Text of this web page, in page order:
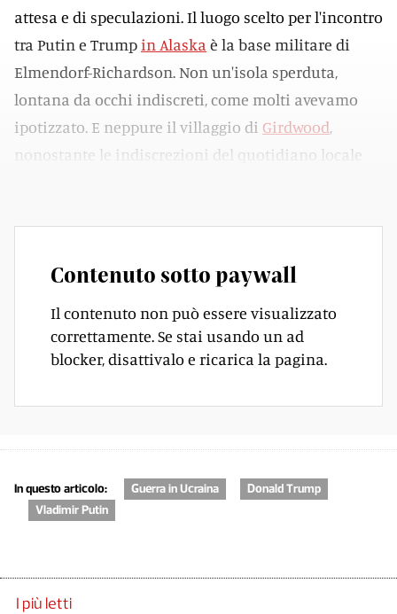
attesa e di speculazioni. Il luogo scelto per l'incontro
tra Putin e Trumpin Alaska è la base militare di
Elmendorf-Richardson. Non un'isola sperduta,
lontana da occhi indiscreti, come molti avevamo
ipotizzato. E neppure il villaggio di Girdwood,
nonostante le indiscrezioni del quotidiano locale
Contenuto sotto paywall
Il contenuto non può essere visualizzato
correttamente. Se stai usando un ad
blocker, disattivalo e ricarica la pagina.
In questo articolo: Guerra in Ucraina
Donald Trump
Vladimir Putin
I più letti